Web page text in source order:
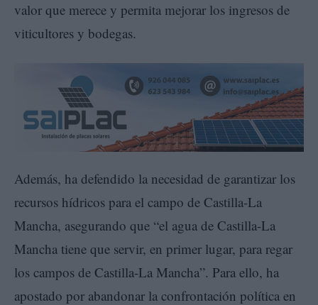
valor que merece y permita mejorar los ingresos de
viticultores y bodegas.
Además, ha defendido la necesidad de garantizar los
recursos hídricos para el campo de Castilla-La
Mancha, asegurando que “el agua de Castilla-La
Mancha tiene que servir, en primer lugar, para regar
los campos de Castilla-La Mancha”. Para ello, ha
apostado por abandonar la confrontación política en